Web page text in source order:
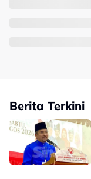
Berita Terkini